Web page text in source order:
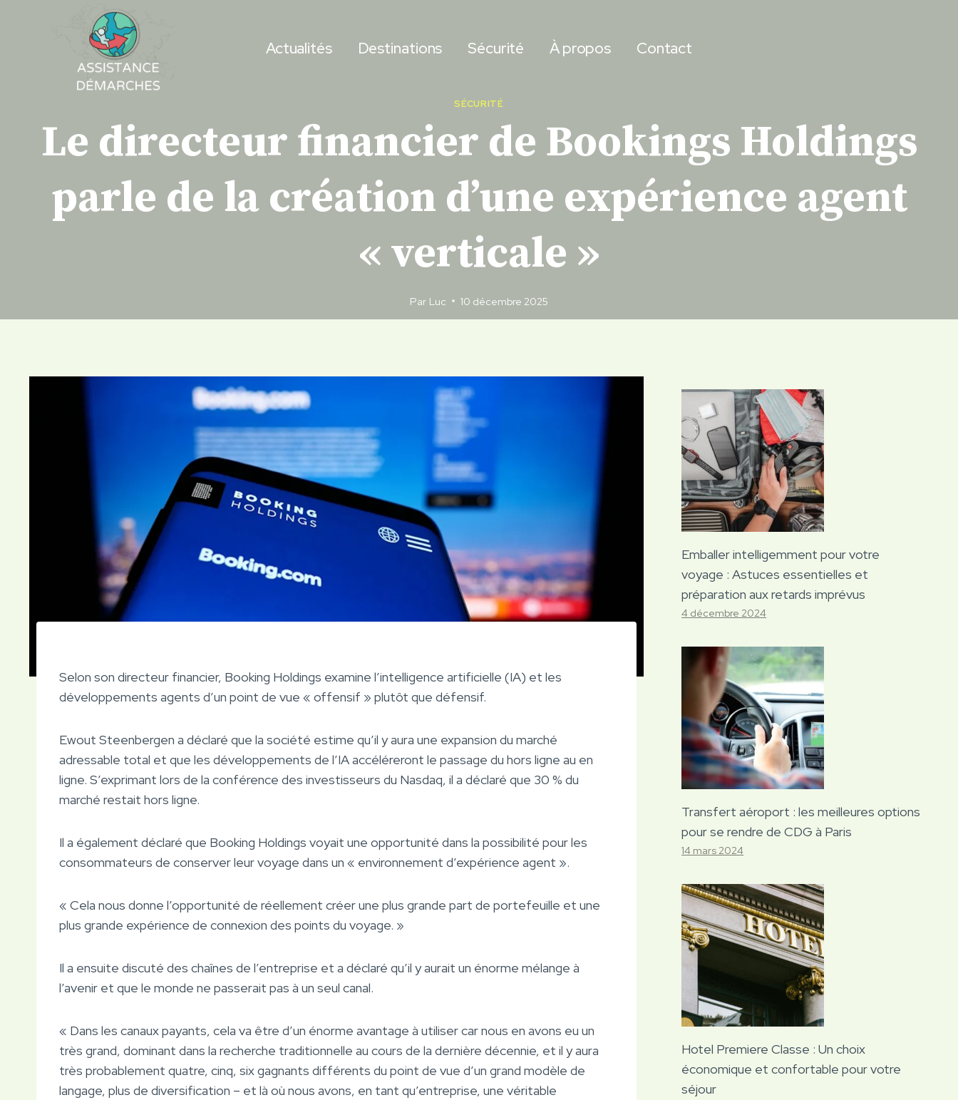
Actualités Destinations Sécurité À propos Contact
SÉCURITÉ
Le directeur financier de Bookings Holdings
parle de la création d’une expérience agent
« verticale »
Par Luc 10 décembre 2025
Selon son directeur financier, Booking Holdings examine l’intelligence artificielle (IA) et les
développements agents d’un point de vue « offensif » plutôt que défensif.
Ewout Steenbergen a déclaré que la société estime qu’il y aura une expansion du marché
adressable total et que les développements de l’IA accéléreront le passage du hors ligne au en
ligne. S’exprimant lors de la conférence des investisseurs du Nasdaq, il a déclaré que 30 % du
marché restait hors ligne.
Il a également déclaré que Booking Holdings voyait une opportunité dans la possibilité pour les
consommateurs de conserver leur voyage dans un « environnement d’expérience agent ».
« Cela nous donne l’opportunité de réellement créer une plus grande part de portefeuille et une
plus grande expérience de connexion des points du voyage. »
Il a ensuite discuté des chaînes de l’entreprise et a déclaré qu’il y aurait un énorme mélange à
l’avenir et que le monde ne passerait pas à un seul canal.
« Dans les canaux payants, cela va être d’un énorme avantage à utiliser car nous en avons eu un
très grand, dominant dans la recherche traditionnelle au cours de la dernière décennie, et il y aura
très probablement quatre, cinq, six gagnants différents du point de vue d’un grand modèle de
langage, plus de diversification – et là où nous avons, en tant qu’entreprise, une véritable
Emballer intelligemment pour votre
voyage : Astuces essentielles et
préparation aux retards imprévus
4 décembre 2024
Transfert aéroport : les meilleures options
pour se rendre de CDG à Paris
14 mars 2024
Hotel Premiere Classe : Un choix
économique et confortable pour votre
séjour